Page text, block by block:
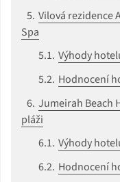
Vilová rezidence
Spa
Výhody
Hodnocení
Jumeirah Beach
pláži
Výhody
Hodnocení